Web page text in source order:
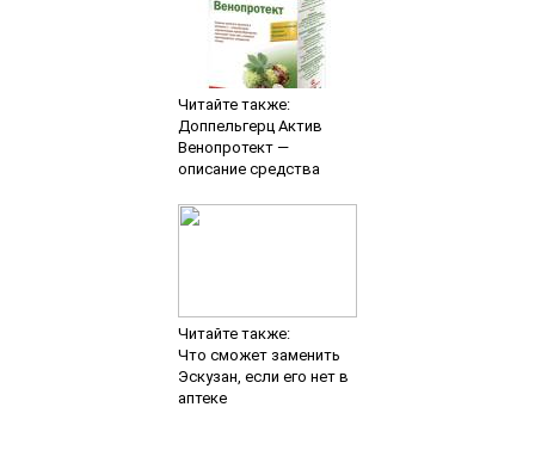
Читайте также:
Доппельгерц Актив
Венопротект —
описание средства
Читайте также:
Что сможет заменить
Эскузан, если его нет в
аптеке